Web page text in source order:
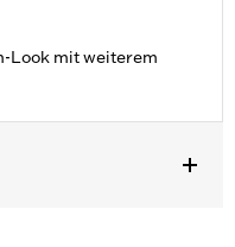
Look mit weiterem